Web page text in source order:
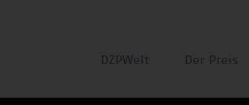
DZPWelt Der Preis